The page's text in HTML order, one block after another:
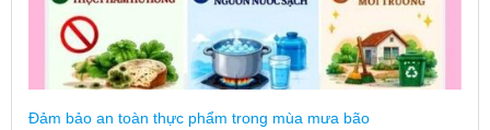
Đảm bảo an toàn thực phẩm trong mùa mưa bão